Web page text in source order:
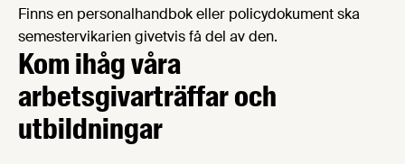
Finns en personalhandbok eller policydokument ska
semestervikarien givetvis få del av den.
Kom ihåg våra
arbetsgivarträffar och
utbildningar